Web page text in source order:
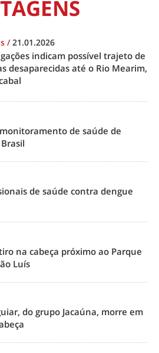
/21.01.2026
indicam possível trajeto de
desaparecidas até o Rio Mearim,
de saúde de
de saúde contra dengue
na cabeça próximo ao Parque
Luís
do grupo Jacaúna, morre em